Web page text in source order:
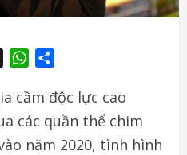
WhatsApp
cầm độc lực cao
các quần thể chim
năm 2020, tình hình